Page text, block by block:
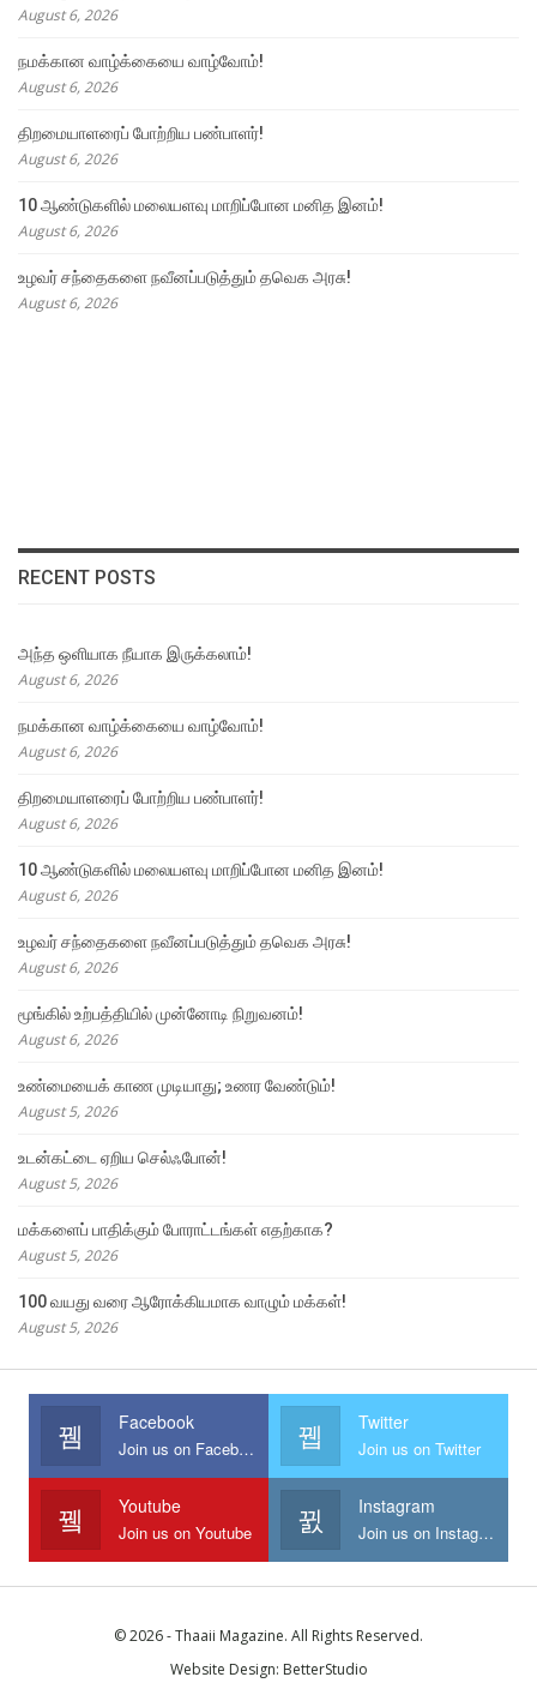
August 6, 2026
நமக்கான வாழ்க்கையை வாழ்வோம்!
August 6, 2026
திறமையாளரைப் போற்றிய பண்பாளர்!
August 6, 2026
10 ஆண்டுகளில் மலையளவு மாறிப்போன மனித இனம்!
August 6, 2026
உழவர் சந்தைகளை நவீனப்படுத்தும் தவெக அரசு!
August 6, 2026
RECENT POSTS
அந்த ஒளியாக நீயாக இருக்கலாம்!
August 6, 2026
நமக்கான வாழ்க்கையை வாழ்வோம்!
August 6, 2026
திறமையாளரைப் போற்றிய பண்பாளர்!
August 6, 2026
10 ஆண்டுகளில் மலையளவு மாறிப்போன மனித இனம்!
August 6, 2026
உழவர் சந்தைகளை நவீனப்படுத்தும் தவெக அரசு!
August 6, 2026
மூங்கில் உற்பத்தியில் முன்னோடி நிறுவனம்!
August 6, 2026
உண்மையைக் காண முடியாது; உணர வேண்டும்!
August 5, 2026
உடன்கட்டை ஏறிய செல்ஃபோன்!
August 5, 2026
மக்களைப் பாதிக்கும் போராட்டங்கள் எதற்காக?
August 5, 2026
100 வயது வரை ஆரோக்கியமாக வாழும் மக்கள்!
August 5, 2026
Facebook
Join us on Facebook
Twitter
Join us on Twitter
Youtube
Join us on Youtube
Instagram
Join us on Instagram
© 2026 - Thaaii Magazine. All Rights Reserved.
Website Design: BetterStudio